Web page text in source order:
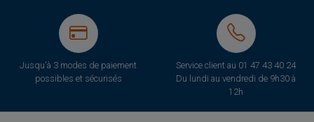
Jusqu'à 3 modes de paiement
possibles et sécurisés
Service client au 01 47 43 40 24
Du lundi au vendredi de 9h30 à
12h